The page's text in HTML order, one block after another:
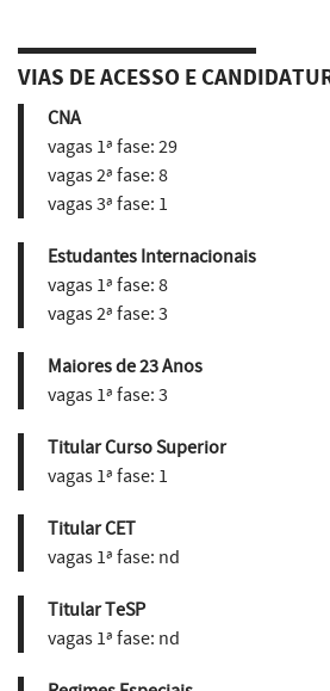
VIAS DE ACESSO E
CNA
vagas 1ª fase: 29
vagas 2ª fase: 8
vagas 3ª fase: 1
Estudantes Internacionais
vagas 1ª fase: 8
vagas 2ª fase: 3
Maiores de 23 Anos
vagas 1ª fase: 3
Titular Curso Superior
vagas 1ª fase: 1
Titular CET
vagas 1ª fase: nd
Titular TeSP
vagas 1ª fase: nd